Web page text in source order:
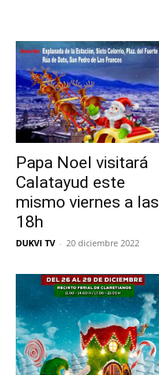
Papa Noel visitará
Calatayud este
mismo viernes a las
18h
DUKVI TV - 20 diciembre 2022